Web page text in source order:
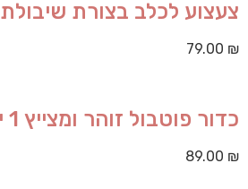
צעצוע לכלב בצורת שיבולת 1 יחידות
79.00 ₪
כדור פוטבול זוהר ומצייץ 1 יחידות
89.00 ₪